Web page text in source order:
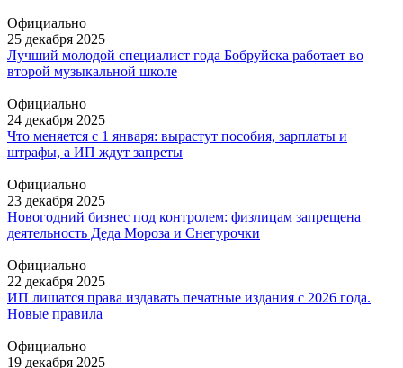
Официально
25 декабря 2025
Лучший молодой специалист года Бобруйска работает во
второй музыкальной школе
Официально
24 декабря 2025
Что меняется с 1 января: вырастут пособия, зарплаты и
штрафы, а ИП ждут запреты
Официально
23 декабря 2025
Новогодний бизнес под контролем: физлицам запрещена
деятельность Деда Мороза и Снегурочки
Официально
22 декабря 2025
ИП лишатся права издавать печатные издания с 2026 года.
Новые правила
Официально
19 декабря 2025